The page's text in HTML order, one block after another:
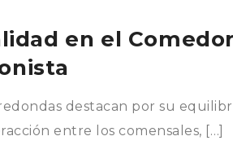
en el
destacan por su
entre los comensales, […]